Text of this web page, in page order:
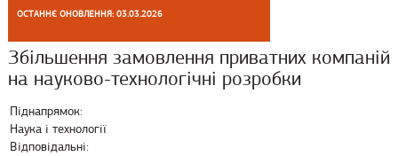
ОСТАННЄ ОНОВЛЕННЯ: 03.03.2026
Збільшення замовлення приватних компаній
на науково-технологічні розробки
Піднапрямок:
Наука і технології
Відповідальні: